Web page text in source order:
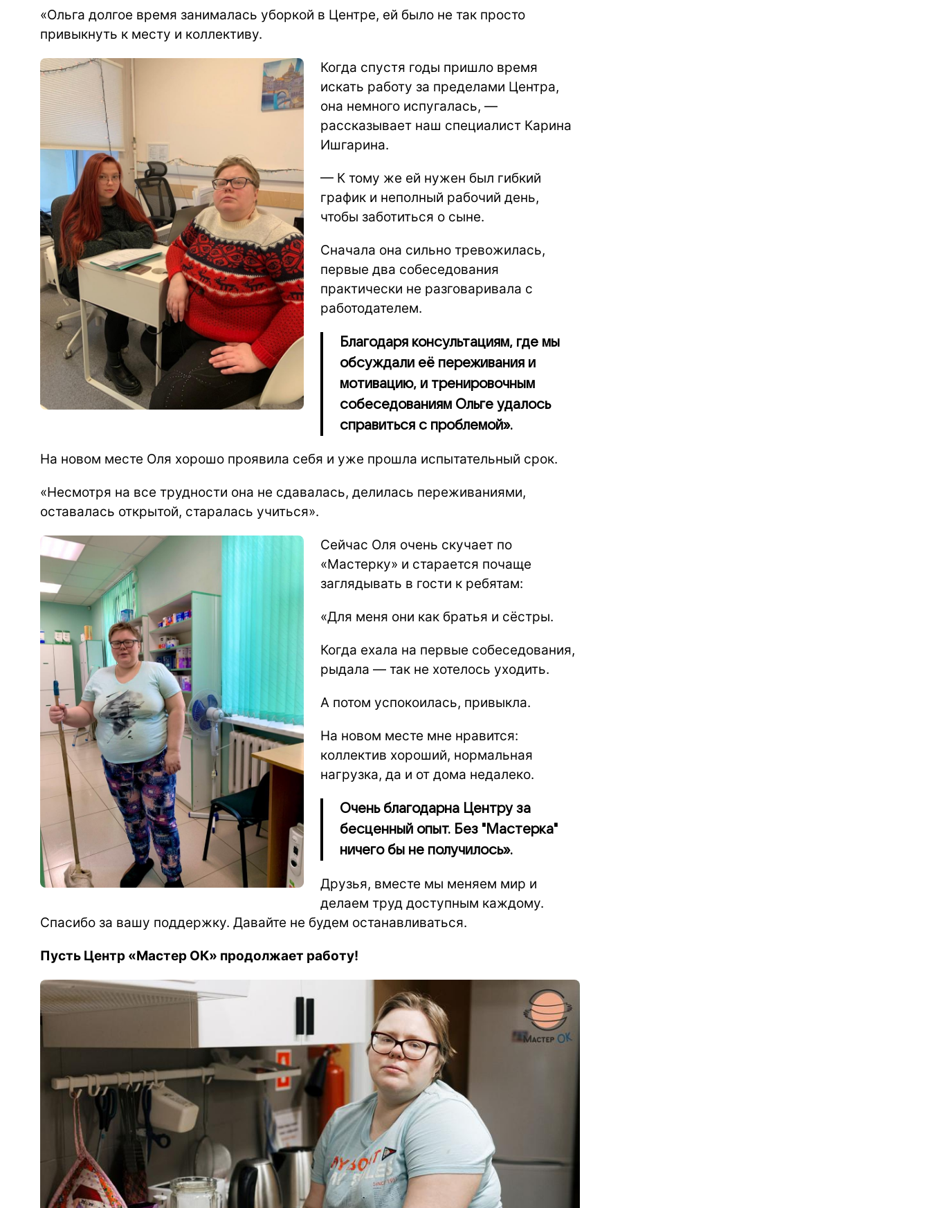
«Ольга долгое время занималась уборкой в Центре, ей было не так просто
привыкнуть к месту и коллективу.
Когда спустя годы пришло время
искать работу за пределами Центра,
она немного испугалась, —
рассказывает наш специалист Карина
Ишгарина.
— К тому же ей нужен был гибкий
график и неполный рабочий день,
чтобы заботиться о сыне.
Сначала она сильно тревожилась,
первые два собеседования
практически не разговаривала с
работодателем.
Благодаря консультациям, где мы
обсуждали её переживания и
мотивацию, и тренировочным
собеседованиям Ольге удалось
справиться с проблемой».
На новом месте Оля хорошо проявила себя и уже прошла испытательный срок.
«Несмотря на все трудности она не сдавалась, делилась переживаниями,
оставалась открытой, старалась учиться».
Сейчас Оля очень скучает по
«Мастерку» и старается почаще
заглядывать в гости к ребятам:
«Для меня они как братья и сёстры.
Когда ехала на первые собеседования,
рыдала — так не хотелось уходить.
А потом успокоилась, привыкла.
На новом месте мне нравится:
коллектив хороший, нормальная
нагрузка, да и от дома недалеко.
Очень благодарна Центру за
бесценный опыт. Без "Мастерка"
ничего бы не получилось».
Друзья, вместе мы меняем мир и
делаем труд доступным каждому.
Спасибо за вашу поддержку. Давайте не будем останавливаться.
Пусть Центр «Мастер ОК» продолжает работу!